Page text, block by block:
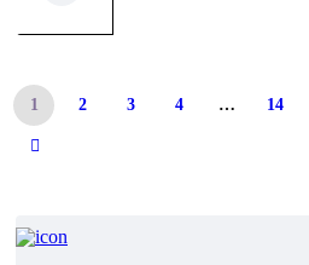
1 2 3 4 … 14